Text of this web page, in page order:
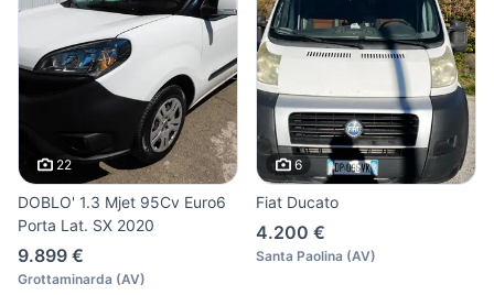
22
DOBLO' 1.3 Mjet 95Cv Euro6
Porta Lat. SX 2020
9.899 €
Grottaminarda (AV)
6
Fiat Ducato
4.200 €
Santa Paolina (AV)